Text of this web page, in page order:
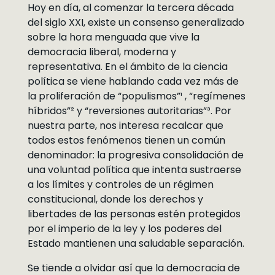
Hoy en día, al comenzar la tercera década
del siglo XXI, existe un consenso generalizado
sobre la hora menguada que vive la
democracia liberal, moderna y
representativa. En el ámbito de la ciencia
política se viene hablando cada vez más de
la proliferación de “populismos”¹ , “regímenes
híbridos”² y “reversiones autoritarias”³. Por
nuestra parte, nos interesa recalcar que
todos estos fenómenos tienen un común
denominador: la progresiva consolidación de
una voluntad política que intenta sustraerse
a los límites y controles de un régimen
constitucional, donde los derechos y
libertades de las personas estén protegidos
por el imperio de la ley y los poderes del
Estado mantienen una saludable separación.
Se tiende a olvidar así que la democracia de